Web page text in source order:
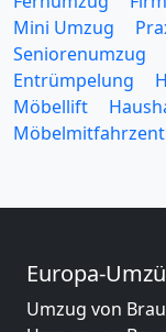
Mini Umzug
Seniorenumzug
Entrümpelung
Möbellift
Europa-
Umzug von